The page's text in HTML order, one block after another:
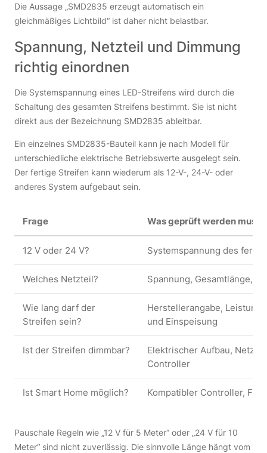
Die Aussage „SMD2835 erzeugt automatisch ein
gleichmäßiges Lichtbild“ ist daher nicht belastbar.
Spannung, Netzteil und Dimmung
richtig einordnen
Die Systemspannung eines LED-Streifens wird durch die
Schaltung des gesamten Streifens bestimmt. Sie ist nicht
direkt aus der Bezeichnung SMD2835 ableitbar.
Ein einzelnes SMD2835-Bauteil kann je nach Modell für
unterschiedliche elektrische Betriebswerte ausgelegt sein.
Der fertige Streifen kann wiederum als 12-V-, 24-V- oder
anderes System aufgebaut sein.
Frage Was geprüft werden muss
12 V oder 24 V? Systemspannung des
Welches Netzteil? Spannung, Gesamtlänge,
Wie lang darf der
Streifen sein?
Herstellerangabe,
und Einspeisung
Ist der Streifen dimmbar?
Elektrischer Aufbau,
Controller
Ist Smart Home möglich? Kompatibler Controller,
Pauschale Regeln wie „12 V für 5 Meter“ oder „24 V für 10
Meter“ sind nicht zuverlässig. Die sinnvolle Länge hängt vom